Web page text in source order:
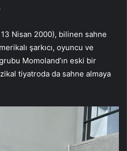
Nisan 2000), bilinen sahne
şarkıcı, oyuncu ve
Momoland’ın eski bir
tiyatroda da sahne almaya